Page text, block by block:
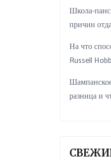
Школа-
причин
На что
Russell
разница и